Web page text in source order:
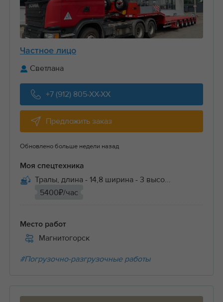
Частное лицо
Светлана
+7 (912) 805-XX-XX
Предложить заказ
Обновлено больше недели назад
Моя спецтехника
Тралы, длина - 14,8 ширина - 3 высо...
5400₽/час
Место работ
Магнитогорск
#Погрузочно-разгрузочные работы